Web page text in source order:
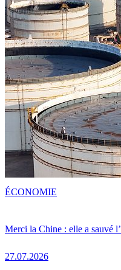
Merci la Chine : elle a sauvé
27.07.2026
ÉCONOMIE